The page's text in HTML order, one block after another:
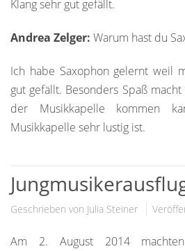
Klang sehr gut gefällt.
Andrea Zelger: Warum hast du
Ich habe Saxophon gelernt weil
gut gefällt. Besonders Spaß
der Musikkapelle kommen
Musikkapelle sehr lustig ist.
Geschrieben von Julia Steiner
Am 2. August 2014 machten